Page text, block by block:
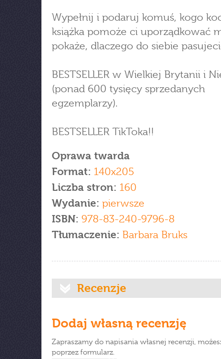
Wypełnij i podaruj komuś, kogo
książka pomoże ci uporządkować
pokaże, dlaczego do siebie
BESTSELLER w Wielkiej Brytanii i
(ponad 600 tysięcy sprzedanych
egzemplarzy).
BESTSELLER TikToka!!
Oprawa twarda
Format: 140x205
Liczba stron: 160
Wydanie: pierwsze
ISBN: 978-83-240-9796-8
Tłumaczenie: Barbara Bruks
Recenzje
Dodaj własną recenzję
Zapraszamy do napisania własnej recenzji,
poprzez formularz.